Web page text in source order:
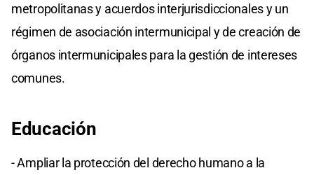
metropolitanas y acuerdos interjurisdiccionales y un
régimen de asociación intermunicipal y de creación de
órganos intermunicipales para la gestión de intereses
comunes.
Educación
- Ampliar la protección del derecho humano a la